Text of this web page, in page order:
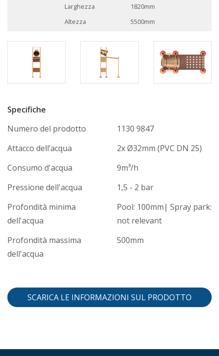
Larghezza
1820mm
Altezza
5500mm
Specifiche
Numero del prodotto
1130 9847
Attacco dell’acqua
2x Ø32mm (PVC DN 25)
Consumo d'acqua
9m³/h
Pressione dell'acqua
1,5 - 2 bar
Profondità minima
dell'acqua
Pool: 100mm| Spray park:
not relevant
Profondità massima
dell'acqua
500mm
SCARICA LE INFORMAZIONI SUL PRODOTTO